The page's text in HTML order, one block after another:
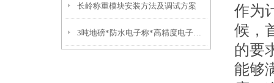
长岭称重模块安装方法及调试方案
3吨地磅*防水电子称*高精度电子称*不锈钢叉车秤
作为
候，
的要
能够